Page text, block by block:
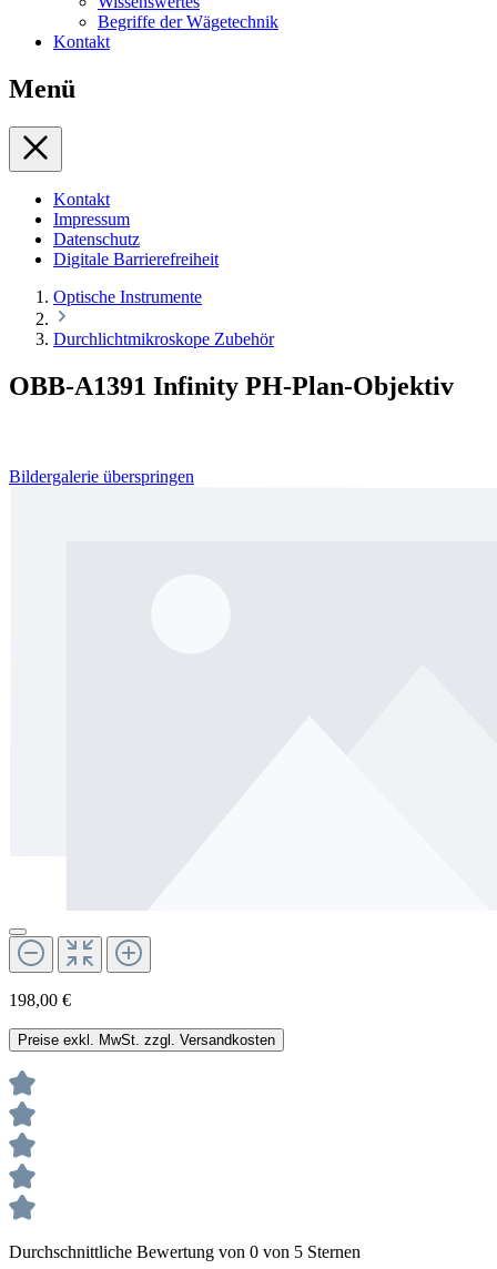
Begriffe der Wägetechnik
Kontakt
Menü
Kontakt
Impressum
Datenschutz
Digitale Barrierefreiheit
Optische Instrumente
Durchlichtmikroskope Zubehör
OBB-A1391 Infinity PH-Plan-Objektiv
Bildergalerie überspringen
198,00 €
Preise exkl. MwSt. zzgl. Versandkosten
Durchschnittliche Bewertung von 0 von 5 Sternen